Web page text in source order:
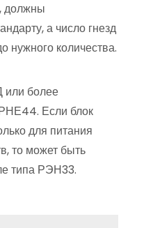
должны
а число гнезд
нужного количества.
или более
Если блок
для питания
то может быть
типа РЭН33.